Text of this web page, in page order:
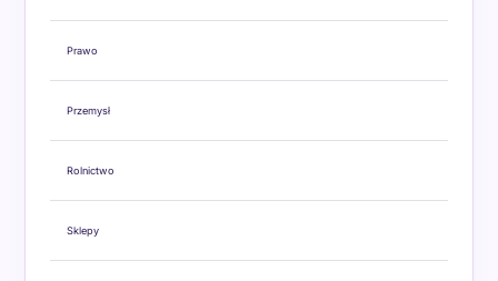
Prawo
Przemysł
Rolnictwo
Sklepy